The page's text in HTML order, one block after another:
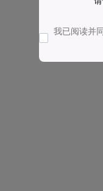
我已阅读并